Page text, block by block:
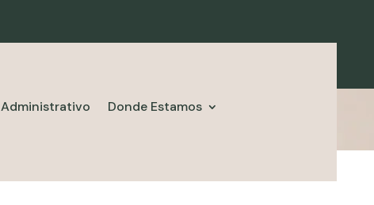
Administrativo Donde Estamos